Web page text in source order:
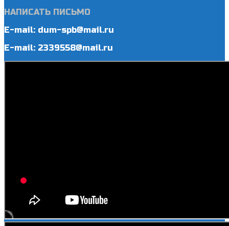
НАПИСАТЬ ПИСЬМО
E-mail: dum-spb@mail.ru
E-mail: 2339558@mail.ru